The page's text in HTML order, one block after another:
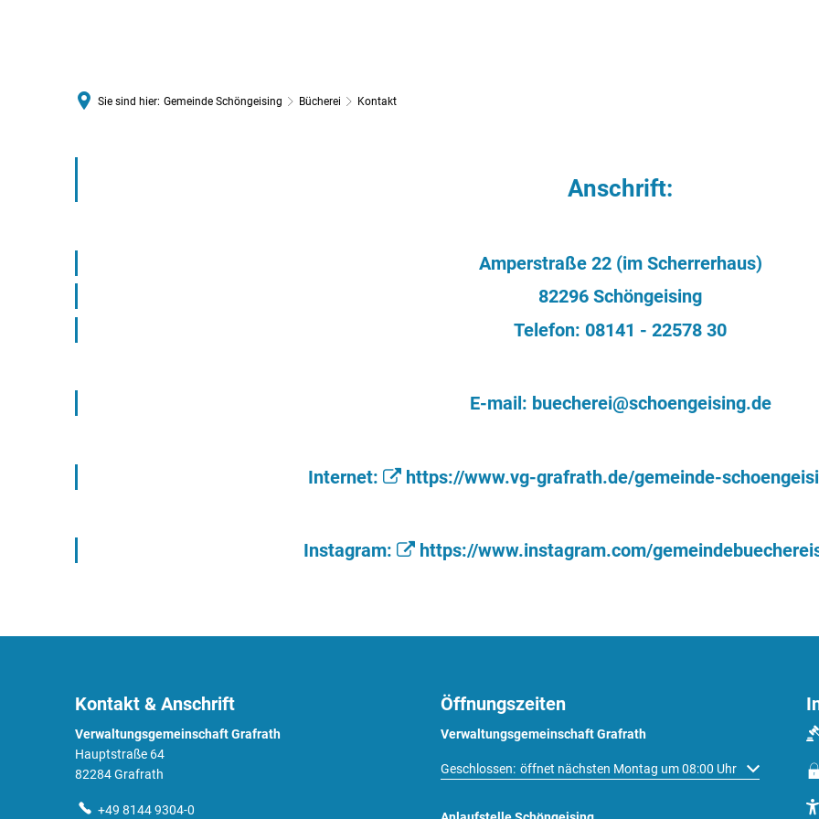
VERWALTUNGSGEMEINSCHAFT GRAFRATH
Sie sind hier: Gemeinde Schöngeising Bücherei Kontakt
Anschrift:
Amperstraße 22 (im Scherrerhaus)
82296 Schöngeising
Telefon: 08141 - 22578 30
E-mail: buecherei@schoengeising.de
Internet: https://www.vg-grafrath.de/gemeinde-
Instagram: https://www.instagram.com/
Kontakt & Anschrift
Verwaltungsgemeinschaft Grafrath
Hauptstraße 64
82284 Grafrath
+49 8144 9304-0
Öffnungszeiten
Verwaltungsgemeinschaft Grafrath
Klicken, um weitere Öffnungs- oder Schließzeiten auszublenden
Geschlossen: öffnet nächsten Montag um 08:00 Uhr